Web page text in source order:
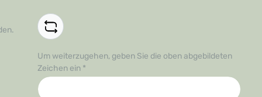
Um weiterzugehen, geben Sie die oben abgebildeten
Zeichen ein *